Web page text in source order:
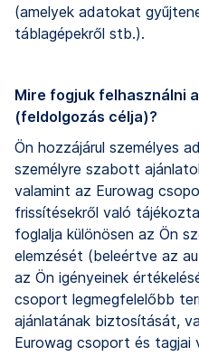
(amelyek adatokat
táblagépekről stb.).
Mire fogjuk felhasználni
(feldolgozás célja)?
Ön hozzájárul személyes
személyre szabott
valamint az Eurowag
frissítésekről való
foglalja különösen az Ön
elemzését (beleértve az
az Ön igényeinek
csoport legmegfelelőbb
ajánlatának biztosítását,
Eurowag csoport és tagjai